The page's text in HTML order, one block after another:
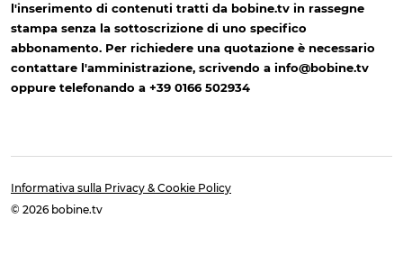
l'inserimento di contenuti tratti da bobine.tv in rassegne
stampa senza la sottoscrizione di uno specifico
abbonamento. Per richiedere una quotazione è necessario
contattare l'amministrazione, scrivendo a info@bobine.tv
oppure telefonando a +39 0166 502934
Informativa sulla Privacy & Cookie Policy
© 2026 bobine.tv